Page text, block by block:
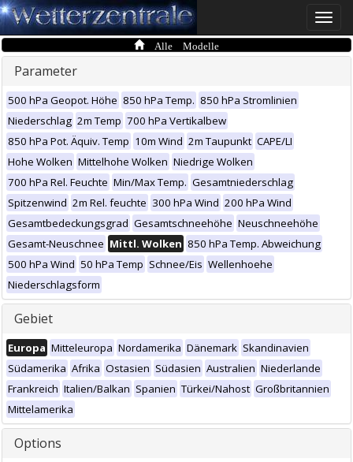
Toggle
Alle Modelle
Parameter
500 hPa Geopot. Höhe 850 hPa Temp. 850 hPa Stromlinien
Niederschlag 2m Temp 700 hPa Vertikalbew
850 hPa Pot. Äquiv. Temp 10m Wind 2m Taupunkt CAPE/LI
Hohe Wolken Mittelhohe Wolken Niedrige Wolken
700 hPa Rel. Feuchte Min/Max Temp. Gesamtniederschlag
Spitzenwind 2m Rel. feuchte 300 hPa Wind 200 hPa Wind
Gesamtbedeckungsgrad Gesamtschneehöhe Neuschneehöhe
Gesamt-Neuschnee Mittl. Wolken 850 hPa Temp. Abweichung
500 hPa Wind 50 hPa Temp Schnee/Eis Wellenhoehe
Niederschlagsform
Gebiet
Europa Mitteleuropa Nordamerika Dänemark Skandinavien
Südamerika Afrika Ostasien Südasien Australien Niederlande
Frankreich Italien/Balkan Spanien Türkei/Nahost Großbritannien
Mittelamerika
Options